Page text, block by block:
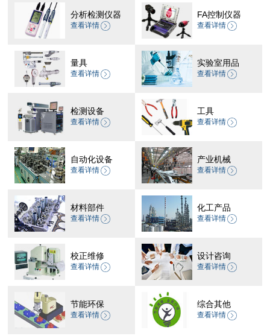
分析检测仪器
查看详情
FA控制仪器
查看详情
量具
查看详情
实验室用品
查看详情
检测设备
查看详情
工具
查看详情
自动化设备
查看详情
产业机械
查看详情
材料部件
查看详情
化工产品
查看详情
校正维修
查看详情
设计咨询
查看详情
节能环保
查看详情
综合其他
查看详情